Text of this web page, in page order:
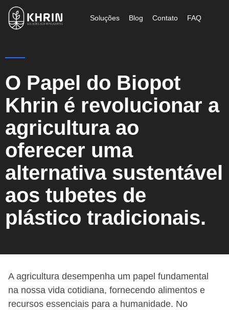
Soluções Blog Contato FAQ
O Papel do Biopot
Khrin é revolucionar a
agricultura ao
oferecer uma
alternativa sustentável
aos tubetes de
plástico tradicionais.
A agricultura desempenha um papel fundamental
na nossa vida cotidiana, fornecendo alimentos e
recursos essenciais para a humanidade. No